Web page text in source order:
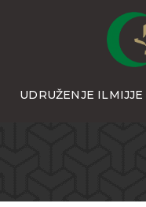
UDRUŽENJE ILMIJJE